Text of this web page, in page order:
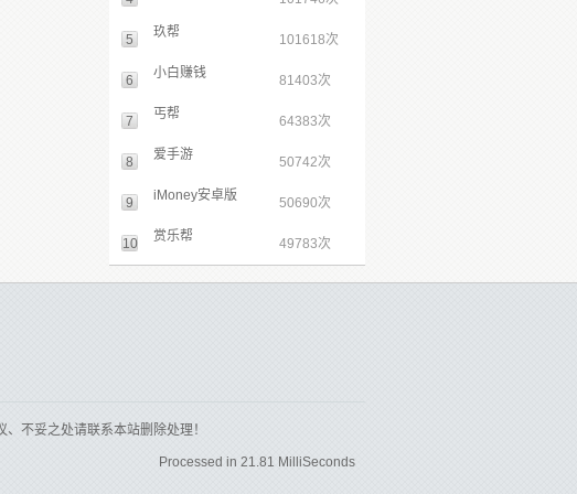
5 玖帮 101618次
6 小白赚钱 81403次
7 丐帮 64383次
8 爱手游 50742次
9 iMoney安卓版 50690次
10 赏乐帮 49783次
不妥之处请联系本站删除处理！
Processed in 21.81 MilliSeconds